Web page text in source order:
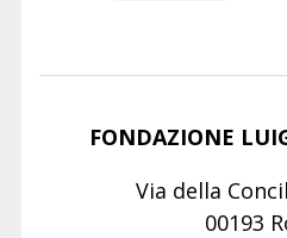
FONDAZIONE
Via della
00193